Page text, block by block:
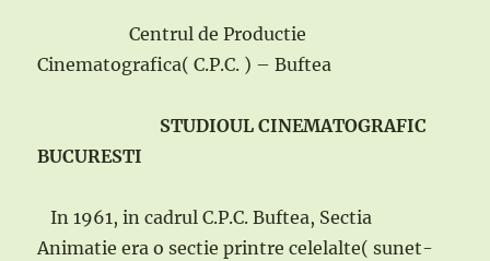
Centrul de Productie
Cinematografica( C.P.C. ) – Buftea
STUDIOUL CINEMATOGRAFIC
BUCURESTI
In 1961, in cadrul C.P.C. Buftea, Sectia
Animatie era o sectie printre celelalte( sunet-